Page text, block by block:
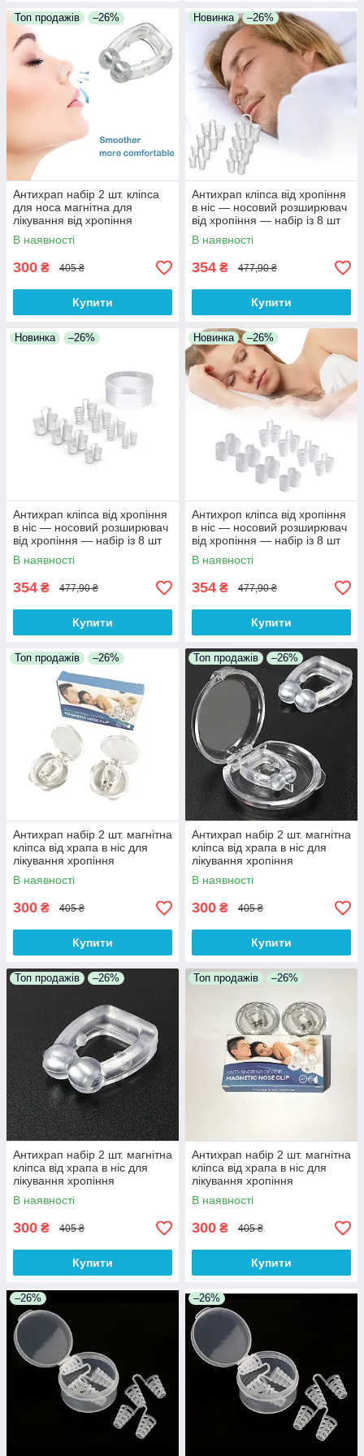
Топ продажів –26%
Антихрап набір 2 шт. кліпса
для носа магнітна для
лікування від хропіння
В наявності
300 ₴ 405 ₴
Купити
Новинка –26%
Антихрап кліпса від хропіння
в ніс — носовий розширювач
від хропіння — набір із 8 шт
(циліндр + спіраль) у футлярі
В наявності
354 ₴ 477,90 ₴
Купити
Новинка –26%
Антихрап кліпса від хропіння
в ніс — носовий розширювач
від хропіння — набір із 8 шт
(циліндр + спіраль) у футлярі
В наявності
354 ₴ 477,90 ₴
Купити
Новинка –26%
Антихроп кліпса від хропіння
в ніс — носовий розширювач
від хропіння — набір із 8 шт
(циліндри + спіралі) у
футлярі
В наявності
354 ₴ 477,90 ₴
Купити
Топ продажів –26%
Антихрап набір 2 шт. магнітна
кліпса від храпа в ніс для
лікування хропіння
В наявності
300 ₴ 405 ₴
Купити
Топ продажів –26%
Антихрап набір 2 шт. магнітна
кліпса від храпа в ніс для
лікування хропіння
В наявності
300 ₴ 405 ₴
Купити
Топ продажів –26%
Антихрап набір 2 шт. магнітна
кліпса від храпа в ніс для
лікування хропіння
В наявності
300 ₴ 405 ₴
Купити
Топ продажів –26%
Антихрап набір 2 шт. магнітна
кліпса від храпа в ніс для
лікування хропіння
В наявності
300 ₴ 405 ₴
Купити
–26% –26%